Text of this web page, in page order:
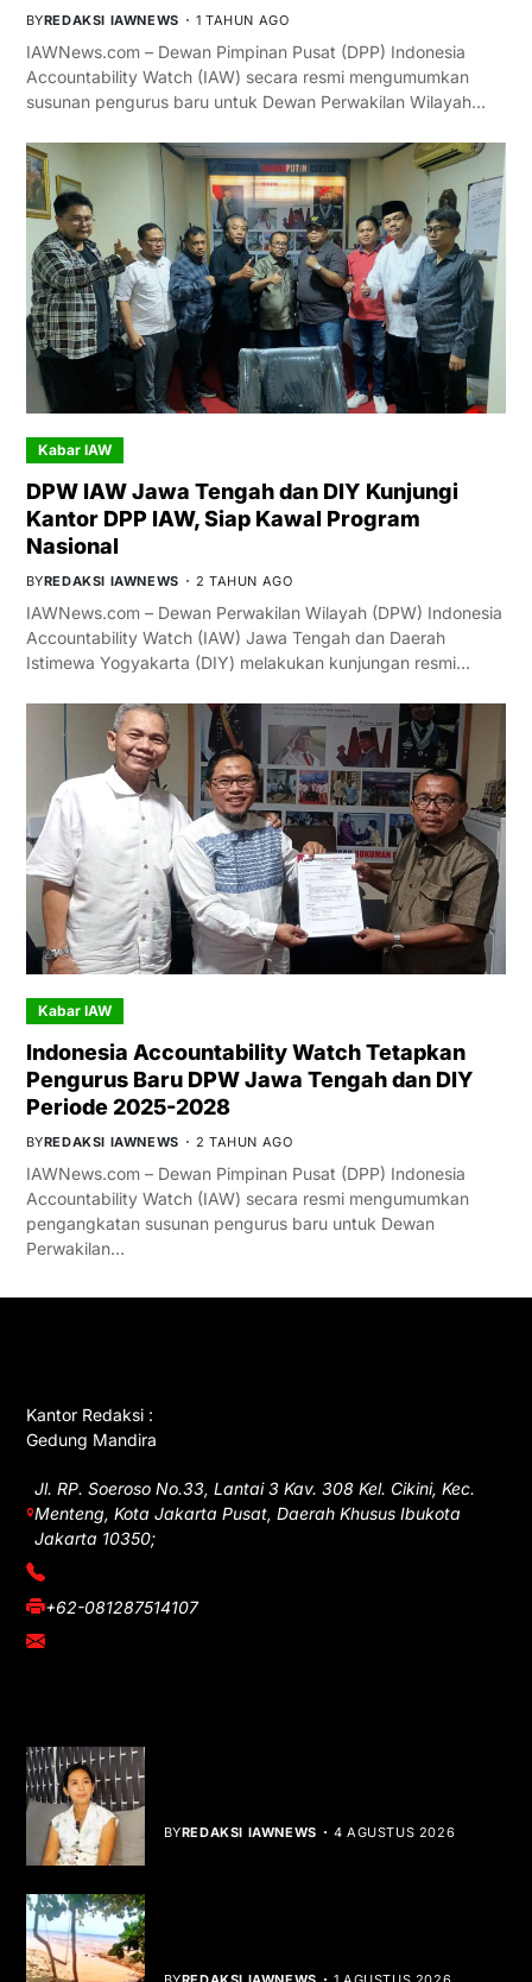
BYREDAKSI IAWNEWS 1 TAHUN AGO
IAWNews.com – Dewan Pimpinan Pusat (DPP) Indonesia
Accountability Watch (IAW) secara resmi mengumumkan
susunan pengurus baru untuk Dewan Perwakilan Wilayah…
Kabar IAW
DPW IAW Jawa Tengah dan DIY Kunjungi
Kantor DPP IAW, Siap Kawal Program
Nasional
BYREDAKSI IAWNEWS 2 TAHUN AGO
IAWNews.com – Dewan Perwakilan Wilayah (DPW) Indonesia
Accountability Watch (IAW) Jawa Tengah dan Daerah
Istimewa Yogyakarta (DIY) melakukan kunjungan resmi…
Kabar IAW
Indonesia Accountability Watch Tetapkan
Pengurus Baru DPW Jawa Tengah dan DIY
Periode 2025-2028
BYREDAKSI IAWNEWS 2 TAHUN AGO
IAWNews.com – Dewan Pimpinan Pusat (DPP) Indonesia
Accountability Watch (IAW) secara resmi mengumumkan
pengangkatan susunan pengurus baru untuk Dewan
Perwakilan…
Kantor Redaksi :
Gedung Mandira
Jl. RP. Soeroso No.33, Lantai 3 Kav. 308 Kel. Cikini, Kec.
Menteng, Kota Jakarta Pusat, Daerah Khusus Ibukota
Jakarta 10350;
(021) 3908026
+62-081287514107
adm@iawnews.com
BYREDAKSI IAWNEWS 4 AGUSTUS 2026